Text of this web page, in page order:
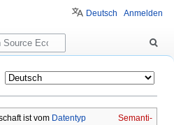
Semanti-
ist vom Datentyp
Deutsch Anmelden